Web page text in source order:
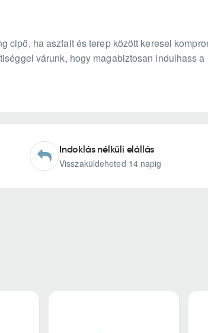
ha aszfalt és terep között keresel
várunk, hogy magabiztosan indulhass
Indoklás nélküli elállás
Visszaküldeheted 14 napig